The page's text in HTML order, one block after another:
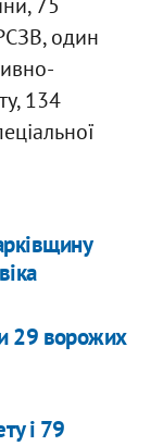
один
134
29 ворожих
і 79